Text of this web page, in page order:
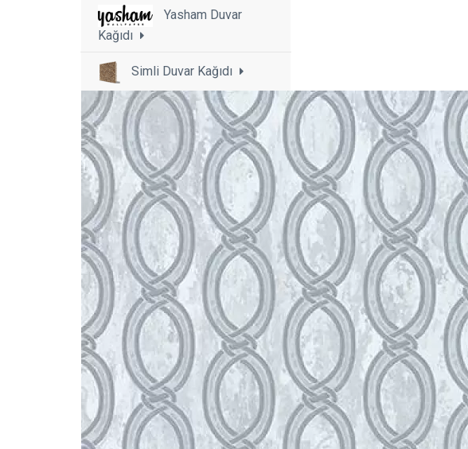
Yasham Duvar
Kağıdı
Simli Duvar Kağıdı